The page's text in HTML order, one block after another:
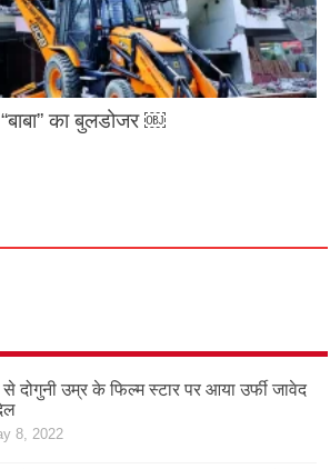
का बुलडोजर ￼
दोगुनी उम्र के फिल्म स्टार पर आया उर्फी जावेद
8, 2022